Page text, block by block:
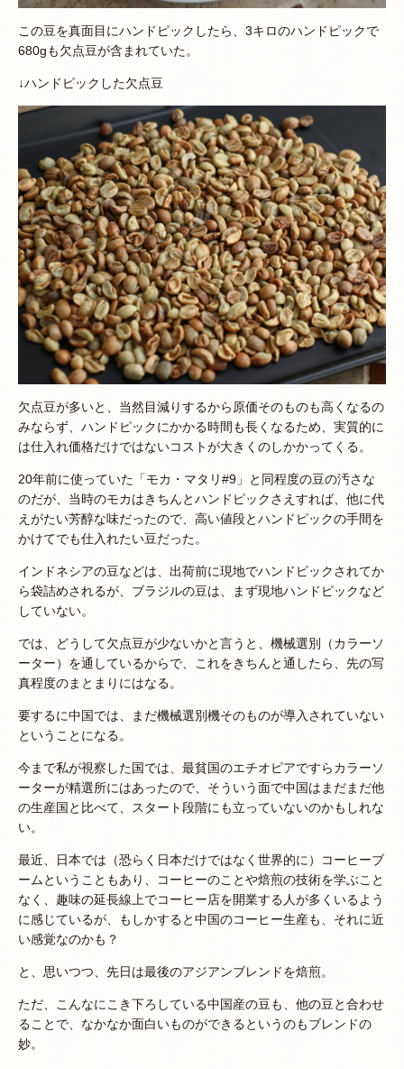
この豆を真面目にハンドピックしたら、3キロのハンドピックで
680gも欠点豆が含まれていた。
↓ハンドピックした欠点豆
欠点豆が多いと、当然目減りするから原価そのものも高くなるの
みならず、ハンドピックにかかる時間も長くなるため、実質的に
は仕入れ価格だけではないコストが大きくのしかかってくる。
20年前に使っていた「モカ・マタリ#9」と同程度の豆の汚さな
のだが、当時のモカはきちんとハンドピックさえすれば、他に代
えがたい芳醇な味だったので、高い値段とハンドピックの手間を
かけてでも仕入れたい豆だった。
インドネシアの豆などは、出荷前に現地でハンドピックされてか
ら袋詰めされるが、ブラジルの豆は、まず現地ハンドピックなど
していない。
では、どうして欠点豆が少ないかと言うと、機械選別（カラーソ
ーター）を通しているからで、これをきちんと通したら、先の写
真程度のまとまりにはなる。
要するに中国では、まだ機械選別機そのものが導入されていない
ということになる。
今まで私が視察した国では、最貧国のエチオピアですらカラーソ
ーターが精選所にはあったので、そういう面で中国はまだまだ他
の生産国と比べて、スタート段階にも立っていないのかもしれな
い。
最近、日本では（恐らく日本だけではなく世界的に）コーヒーブ
ームということもあり、コーヒーのことや焙煎の技術を学ぶこと
なく、趣味の延長線上でコーヒー店を開業する人が多くいるよう
に感じているが、もしかすると中国のコーヒー生産も、それに近
い感覚なのかも？
と、思いつつ、先日は最後のアジアンブレンドを焙煎。
ただ、こんなにこき下ろしている中国産の豆も、他の豆と合わせ
ることで、なかなか面白いものができるというのもブレンドの
妙。